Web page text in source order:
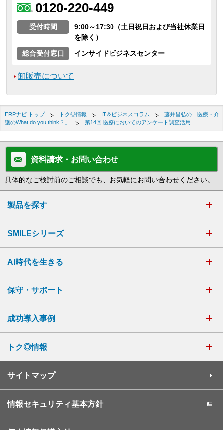
0120-220-449
受付時間
9:00～17:30（土日祝日および当社休業日
を除く）
総合受付窓口
インサイドビジネスセンター
卸販売について
ERPナビ トップ トク◎情報 IT＆ビジネスコラム
藤井昌弘の「医療・介
護のWhat do you think？」
第14回 医療においてのアンケート調査活用
資料請求・お問い合わせ
具体的なご検討前のご相談でも、お気軽にお問い合わせください。
製品を探す
SMILEシリーズ
AI時代を生きる
保守・サポート
成功導入事例
トク◎情報
サイトマップ
情報セキュリティ基本方針